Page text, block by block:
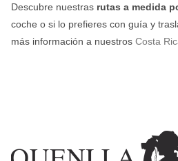
Descubre nuestras rutas a medida
coche o si lo prefieres con guía y
más información a nuestros Costa